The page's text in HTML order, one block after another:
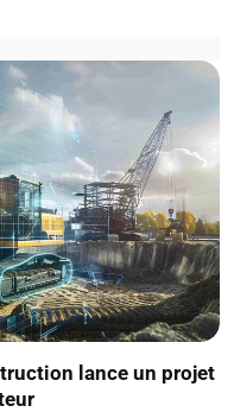
lance un projet